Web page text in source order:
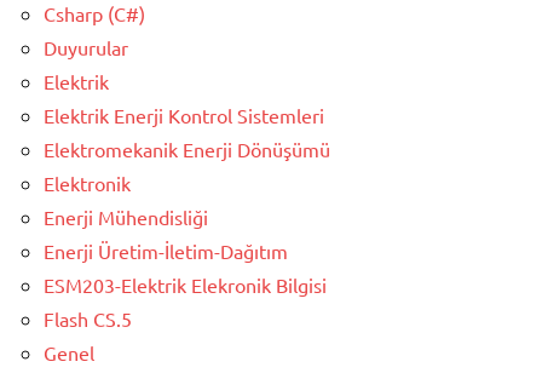
Csharp (C#)
Duyurular
Elektrik
Elektrik Enerji Kontrol Sistemleri
Elektromekanik Enerji Dönüşümü
Elektronik
Enerji Mühendisliği
Enerji Üretim-İletim-Dağıtım
ESM203-Elektrik Elekronik Bilgisi
Flash CS.5
Genel